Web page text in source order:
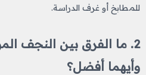
للمطابخ أو غرف الدراسة.
2. ما الفرق بين النجف
وأيهما أفضل؟